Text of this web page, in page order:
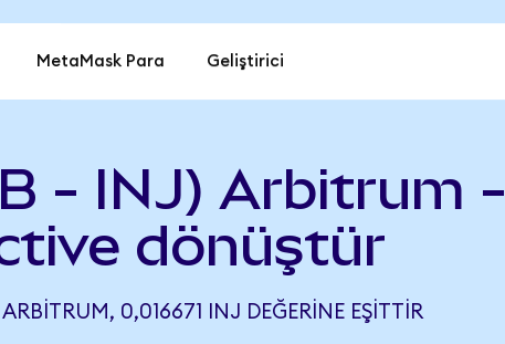
MetaMask Para Geliştirici
- INJ) Arbitrum -
dönüştür
0,016671 INJ DEĞERINE EŞITTIR